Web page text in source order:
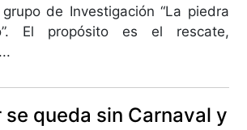
de Investigación “La piedra
El propósito es el rescate,
queda sin Carnaval y